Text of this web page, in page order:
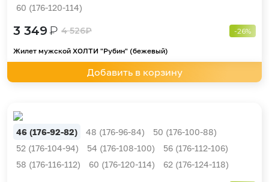
60 (176-120-114)
3 349₽ 4 526₽ -26%
Жилет мужской ХОЛТИ "Рубин" (бежевый)
Добавить в корзину
46 (176-92-82) 48 (176-96-84)
50 (176-100-88)
52 (176-104-94)
54 (176-108-100)
56 (176-112-106)
58 (176-116-112)
60 (176-120-114) 62 (176-124-118)